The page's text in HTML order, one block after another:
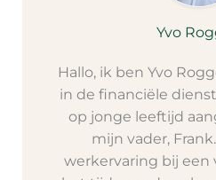
Yvo
Hallo, ik ben Yvo
in de financiële
op jonge leeftijd
mijn vader,
werkervaring bij een